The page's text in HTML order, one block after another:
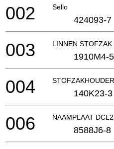
Sello
002 424093-7
LINNEN STOFZAK
003 1910M4-5
004 140K23-3
NAAMPLAAT
006 8588J6-8